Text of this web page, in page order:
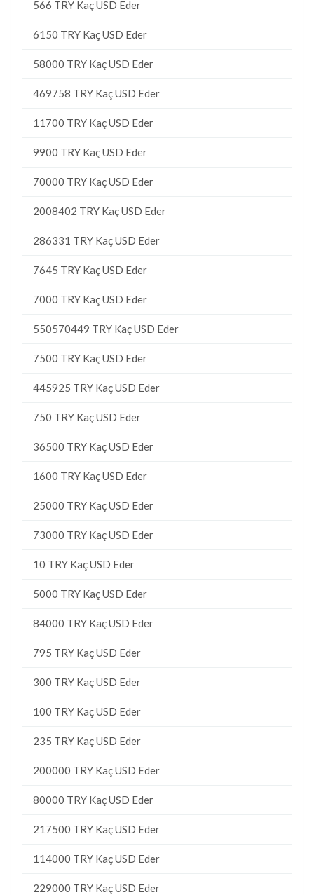
566 TRY Kaç USD Eder
6150 TRY Kaç USD Eder
58000 TRY Kaç USD Eder
469758 TRY Kaç USD Eder
11700 TRY Kaç USD Eder
9900 TRY Kaç USD Eder
70000 TRY Kaç USD Eder
2008402 TRY Kaç USD Eder
286331 TRY Kaç USD Eder
7645 TRY Kaç USD Eder
7000 TRY Kaç USD Eder
550570449 TRY Kaç USD Eder
7500 TRY Kaç USD Eder
445925 TRY Kaç USD Eder
750 TRY Kaç USD Eder
36500 TRY Kaç USD Eder
1600 TRY Kaç USD Eder
25000 TRY Kaç USD Eder
73000 TRY Kaç USD Eder
10 TRY Kaç USD Eder
5000 TRY Kaç USD Eder
84000 TRY Kaç USD Eder
795 TRY Kaç USD Eder
300 TRY Kaç USD Eder
100 TRY Kaç USD Eder
235 TRY Kaç USD Eder
200000 TRY Kaç USD Eder
80000 TRY Kaç USD Eder
217500 TRY Kaç USD Eder
114000 TRY Kaç USD Eder
229000 TRY Kaç USD Eder